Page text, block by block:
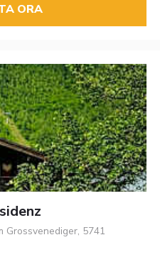
ORA
Grossvenediger, 5741